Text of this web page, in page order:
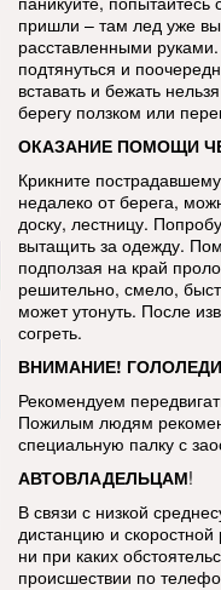
пришли – там лед уже
расставленными
подтянуться и
вставать и бежать
берегу ползком или
ОКАЗАНИЕ ПОМОЩИ
Крикните
недалеко от берега,
доску, лестницу.
вытащить за одежду.
подползая на край
решительно, смело,
может утонуть. После
согреть.
ВНИМАНИЕ!
Рекомендуем
Пожилым людям
специальную палку с
АВТОВЛАДЕЛЬЦАМ!
В связи с низкой
дистанцию и
ни при каких
происшествии по